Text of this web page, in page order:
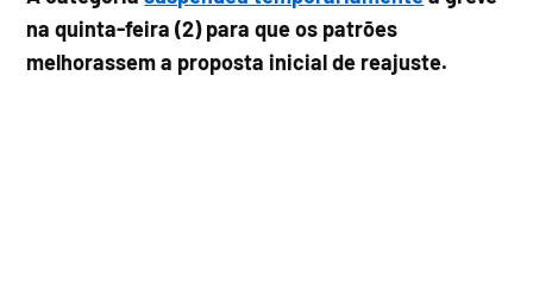
na quinta-feira (2) para que os patrões
melhorassem a proposta inicial de reajuste.